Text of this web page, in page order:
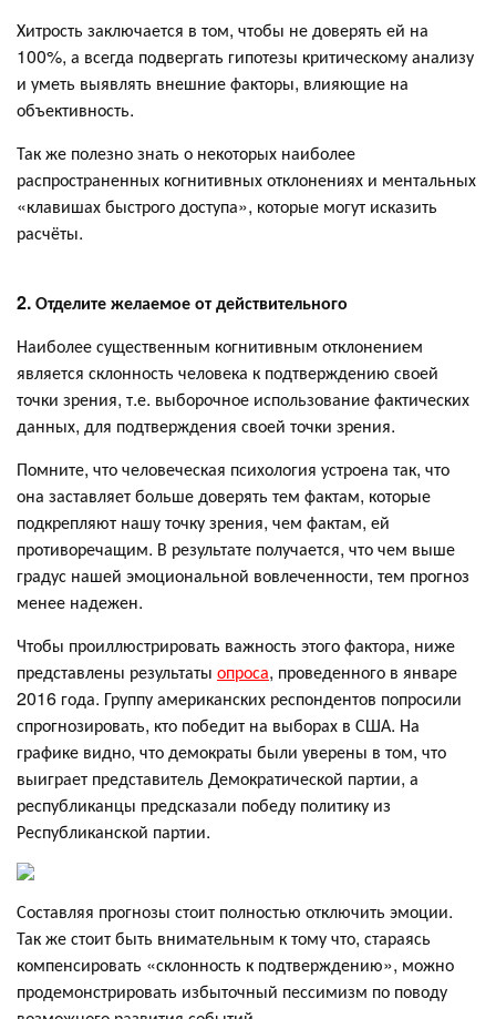
Хитрость заключается в том, чтобы не доверять ей на
100%, а всегда подвергать гипотезы критическому анализу
и уметь выявлять внешние факторы, влияющие на
объективность.
Так же полезно знать о некоторых наиболее
распространенных когнитивных отклонениях и ментальных
«клавишах быстрого доступа», которые могут исказить
расчёты.
2. Отделите желаемое от действительного
Наиболее существенным когнитивным отклонением
является склонность человека к подтверждению своей
точки зрения, т.е. выборочное использование фактических
данных, для подтверждения своей точки зрения.
Помните, что человеческая психология устроена так, что
она заставляет больше доверять тем фактам, которые
подкрепляют нашу точку зрения, чем фактам, ей
противоречащим. В результате получается, что чем выше
градус нашей эмоциональной вовлеченности, тем прогноз
менее надежен.
Чтобы проиллюстрировать важность этого фактора, ниже
представлены результаты опроса, проведенного в январе
2016 года. Группу американских респондентов попросили
спрогнозировать, кто победит на выборах в США. На
графике видно, что демократы были уверены в том, что
выиграет представитель Демократической партии, а
республиканцы предсказали победу политику из
Республиканской партии.
Составляя прогнозы стоит полностью отключить эмоции.
Так же стоит быть внимательным к тому что, стараясь
компенсировать «склонность к подтверждению», можно
продемонстрировать избыточный пессимизм по поводу